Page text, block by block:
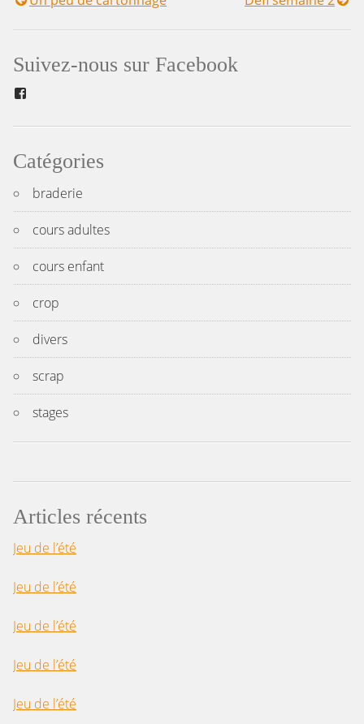
Navigation
l’article
Suivez-nous sur Facebook
Catégories
braderie
cours adultes
cours enfant
crop
divers
scrap
stages
Articles récents
Jeu de l’été
Jeu de l’été
Jeu de l’été
Jeu de l’été
Jeu de l’été